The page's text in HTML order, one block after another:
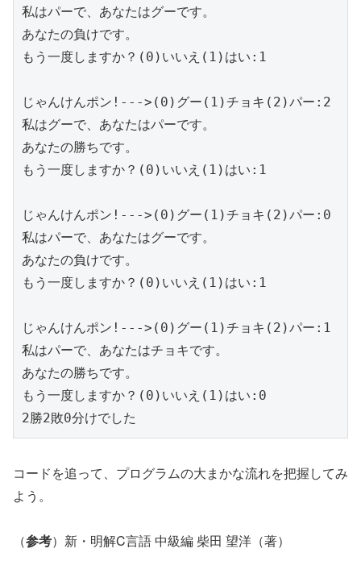
私はパーで、あなたはグーです。
あなたの負けです。
もう一度しますか？(0)いいえ(1)はい:1
じゃんけんポン!--->(0)グー(1)チョキ(2)パー:2
私はグーで、あなたはパーです。
あなたの勝ちです。
もう一度しますか？(0)いいえ(1)はい:1
じゃんけんポン!--->(0)グー(1)チョキ(2)パー:0
私はパーで、あなたはグーです。
あなたの負けです。
もう一度しますか？(0)いいえ(1)はい:1
じゃんけんポン!--->(0)グー(1)チョキ(2)パー:1
私はパーで、あなたはチョキです。
あなたの勝ちです。
もう一度しますか？(0)いいえ(1)はい:0
2勝2敗0分けでした
コードを追って、プログラムの大まかな流れを把握してみ
よう。
（参考）新・明解C言語 中級編 柴田 望洋（著）